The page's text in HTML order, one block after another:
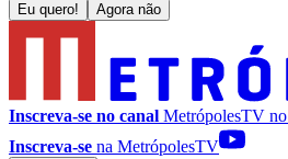
Eu quero! Agora não
Inscreva-se no canal MetrópolesTV no
Inscreva-se na MetrópolesTV